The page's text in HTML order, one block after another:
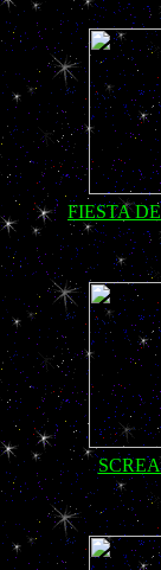
FIESTA